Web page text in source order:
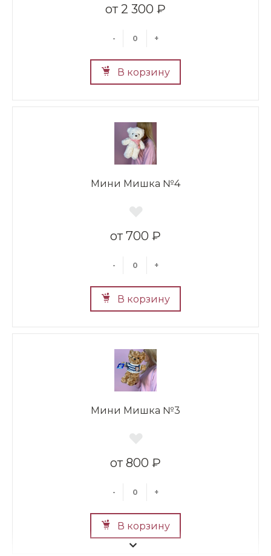
2 300 ₽
- +
В корзину
Мини Мишка №4
700 ₽
- +
В корзину
Мини Мишка №3
800 ₽
- +
В корзину